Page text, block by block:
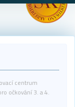
centrum
očkování 3. a 4.